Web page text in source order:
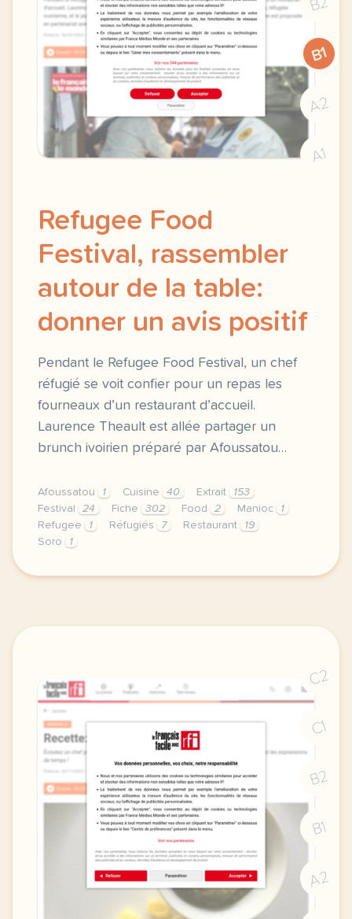
B1
A2
A1
Refugee Food
Festival, rassembler
autour de la table:
donner un avis positif
Pendant le Refugee Food Festival, un chef
réfugié se voit confier pour un repas les
fourneaux d’un restaurant d’accueil.
Laurence Theault est allée partager un
brunch ivoirien préparé par Afoussatou…
Afoussatou 1 Cuisine 40 Extrait
153
Festival
24 Fiche 302 Food 2 Manioc
1
Refugee
1 Réfugiés 7 Restaurant
19
Soro
1
fiche b1 refugee food festival rassembler autour
C2
C1
B2
B1
A2